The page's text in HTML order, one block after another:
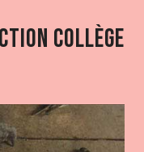
Collège